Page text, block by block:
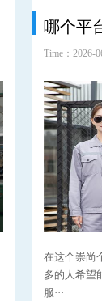
哪个平
Time：2026-
在这个崇尚
多的人希望
服···